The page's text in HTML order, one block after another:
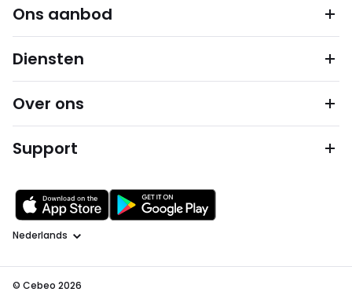
Ons aanbod
Diensten
Over ons
Support
Taal
© Cebeo 2026